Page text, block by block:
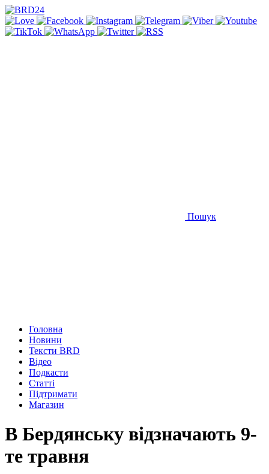
Пошук
Головна
Новини
Тексти BRD
Відео
Подкасти
Статті
Підтримати
Магазин
В Бердянську відзначають 9-
те травня